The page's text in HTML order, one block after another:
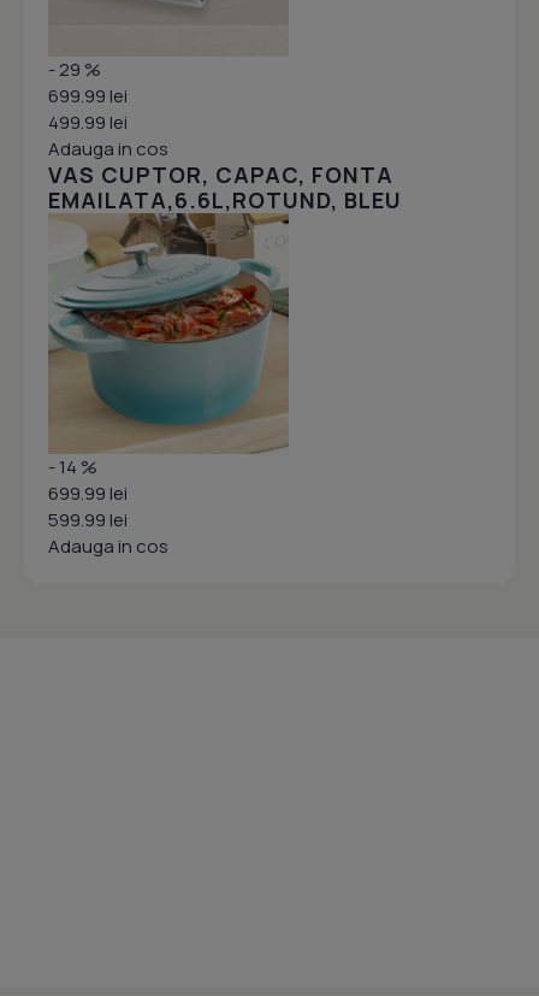
- 29 %
699.99 lei
499.99 lei
Adauga in cos
VAS CUPTOR, CAPAC, FONTA
EMAILATA,6.6L,ROTUND, BLEU
- 14 %
699.99 lei
599.99 lei
Adauga in cos